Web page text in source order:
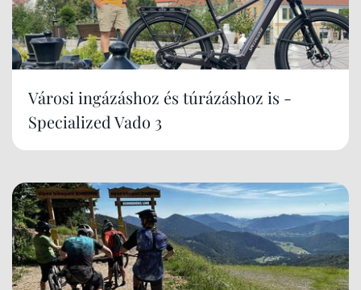
Városi ingázáshoz és túrázáshoz is -
Specialized Vado 3